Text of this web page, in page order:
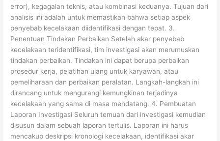
error), kegagalan teknis, atau kombinasi keduanya. Tujuan dari
analisis ini adalah untuk memastikan bahwa setiap aspek
penyebab kecelakaan diidentifikasi dengan tepat. 3.
Penentuan Tindakan Perbaikan Setelah akar penyebab
kecelakaan teridentifikasi, tim investigasi akan merumuskan
tindakan perbaikan. Tindakan ini dapat berupa perbaikan
prosedur kerja, pelatihan ulang untuk karyawan, atau
pemeliharaan dan perbaikan peralatan. Langkah-langkah ini
dirancang untuk mengurangi kemungkinan terjadinya
kecelakaan yang sama di masa mendatang. 4. Pembuatan
Laporan Investigasi Seluruh temuan dari investigasi kemudian
disusun dalam sebuah laporan tertulis. Laporan ini harus
mencakup deskripsi kronologi kecelakaan, identifikasi akar